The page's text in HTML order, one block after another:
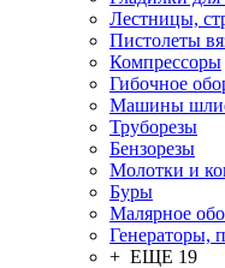
Лестницы,
Пистолеты
Компрессоры
Гибочное
Машины
Труборезы
Бензорезы
Молотки и
Буры
Малярное
Генераторы,
+ ЕЩЕ 19